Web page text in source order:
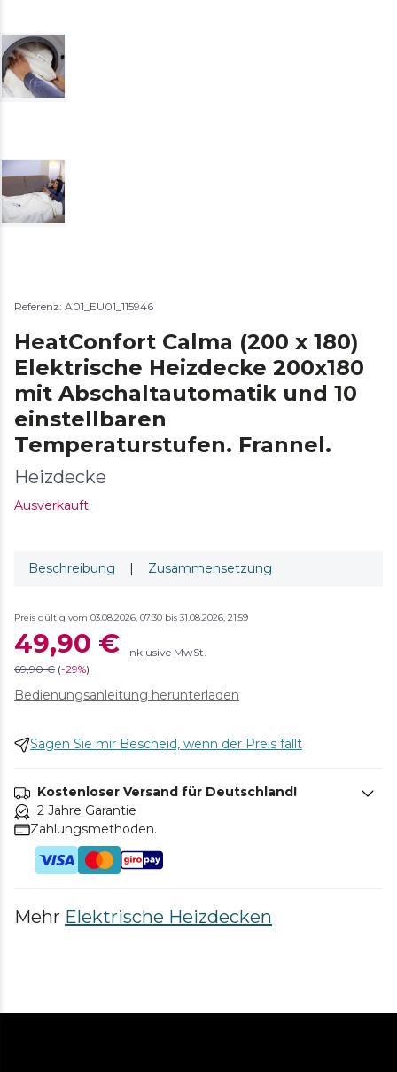
Referenz: A01_EU01_115946
HeatConfort Calma (200 x 180)
Elektrische Heizdecke 200x180
mit Abschaltautomatik und 10
einstellbaren
Temperaturstufen. Frannel.
Heizdecke
Ausverkauft
Beschreibung | Zusammensetzung
Preis gültig vom 03.08.2026, 07:30 bis 31.08.2026, 21:59
49,90 € Inklusive MwSt.
69,90 € (-29%)
Bedienungsanleitung herunterladen
Sagen Sie mir Bescheid, wenn der Preis fällt
Kostenloser Versand für Deutschland!
2 Jahre Garantie
Zahlungsmethoden.
Mehr Elektrische Heizdecken